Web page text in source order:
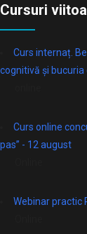
Cursuri
Curs internaț.
cognitivă și bucuria
Curs online
pas” - 12 august
Webinar practic